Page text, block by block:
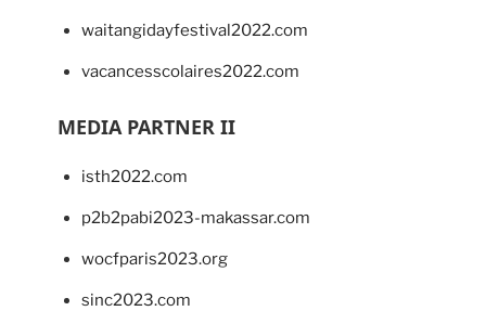
waitangidayfestival2022.com
vacancesscolaires2022.com
MEDIA PARTNER II
isth2022.com
p2b2pabi2023-makassar.com
wocfparis2023.org
sinc2023.com